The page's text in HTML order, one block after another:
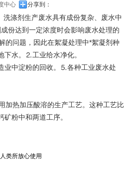
中心 分享到：
涤剂生产废水具有成份复杂、废水中
份达到一定浓度时会影响废水处理的
的问题，因此在絮凝处理中*絮凝剂种
下水。⒉工业给水净化。
业中淀粉的回收。⒌各种工业废水处
加热加压酸溶的生产工艺。这种工艺比
粉中和两道工序。
类所放心使用